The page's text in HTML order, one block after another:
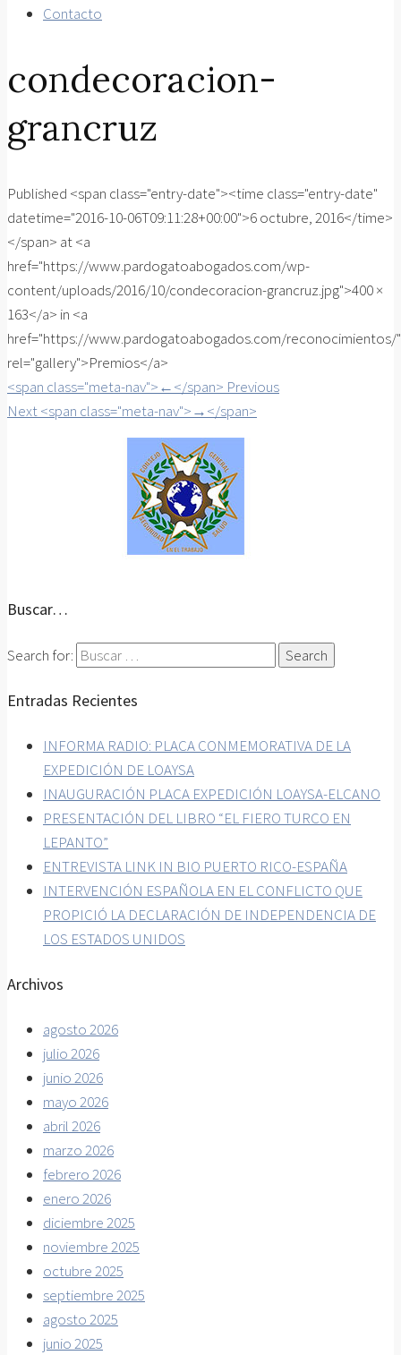
Contacto
condecoracion-
grancruz
Published <span class="entry-date"><time class="entry-date"
datetime="2016-10-06T09:11:28+00:00">6 octubre, 2016</time>
</span> at <a
href="https://www.pardogatoabogados.com/wp-
content/uploads/2016/10/condecoracion-grancruz.jpg">400 ×
163</a> in <a
href="https://www.pardogatoabogados.com/reconocimientos/"
rel="gallery">Premios</a>
<span class="meta-nav">←</span> Previous
Next <span class="meta-nav">→</span>
Buscar…
Search for:
Entradas Recientes
INFORMA RADIO: PLACA CONMEMORATIVA DE LA
EXPEDICIÓN DE LOAYSA
INAUGURACIÓN PLACA EXPEDICIÓN LOAYSA-ELCANO
PRESENTACIÓN DEL LIBRO “EL FIERO TURCO EN
LEPANTO”
ENTREVISTA LINK IN BIO PUERTO RICO-ESPAÑA
INTERVENCIÓN ESPAÑOLA EN EL CONFLICTO QUE
PROPICIÓ LA DECLARACIÓN DE INDEPENDENCIA DE
LOS ESTADOS UNIDOS
Archivos
agosto 2026
julio 2026
junio 2026
mayo 2026
abril 2026
marzo 2026
febrero 2026
enero 2026
diciembre 2025
noviembre 2025
octubre 2025
septiembre 2025
agosto 2025
junio 2025